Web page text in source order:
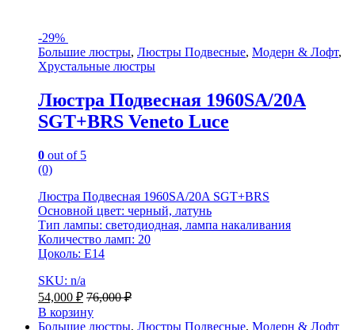
-29%
Большие люстры, Люстры Подвесные, Модерн & Лофт,
Хрустальные люстры
Люстра Подвесная 1960SA/20A
SGT+BRS Veneto Luce
0 out of 5
(0)
Люстра Подвесная 1960SA/20A SGT+BRS
Основной цвет: черный, латунь
Тип лампы: светодиодная, лампа накаливания
Количество ламп: 20
Цоколь: E14
SKU: n/a
54,000 ₽ 76,000₽
В корзину
Большие люстры, Люстры Подвесные, Модерн & Лофт